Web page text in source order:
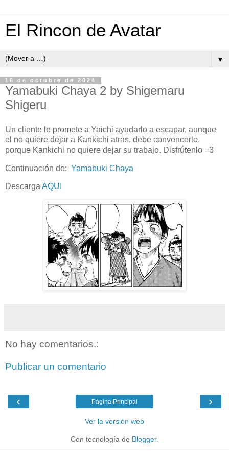
El Rincon de Avatar
▼
16 de octubre de 2024
Yamabuki Chaya 2 by Shigemaru
Shigeru
Un cliente le promete a Yaichi ayudarlo a escapar, aunque
el no quiere dejar a Kankichi atras, debe convencerlo,
porque Kankichi no quiere dejar su trabajo. Disfrútenlo =3
Continuación de: Yamabuki Chaya
DescargaAQUI
No hay comentarios.:
Publicar un comentario
‹ ›
Página Principal
Ver la versión web
Con tecnología de Blogger.